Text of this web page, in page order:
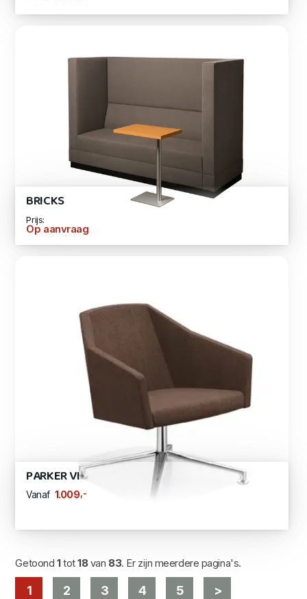
BRICKS
Prijs:
Op aanvraag
PARKER VI
Vanaf 1.009,-
Getoond 1 tot18van 83. Er zijn meerdere pagina's.
1 2 3 4 5 >